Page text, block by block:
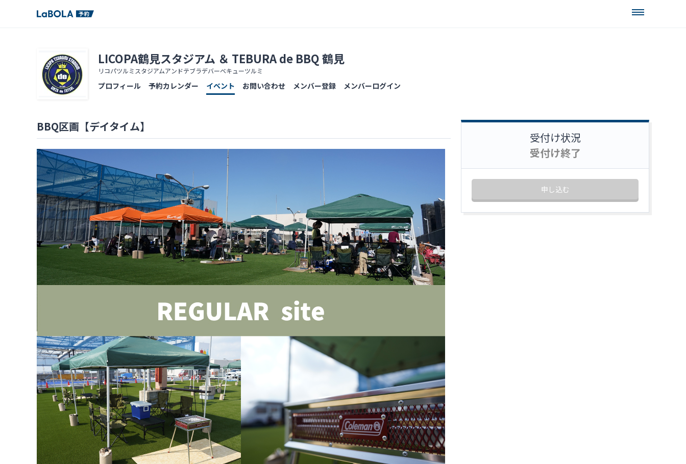
LICOPA鶴見スタジアム ＆ TEBURA de BBQ 鶴見
リコパツルミスタジアムアンドテブラデバーベキューツルミ
プロフィール 予約カレンダー イベント お問い合わせ メンバー登録 メンバーログイン
BBQ区画【デイタイム】
受付け状況
受付け終了
申し込む